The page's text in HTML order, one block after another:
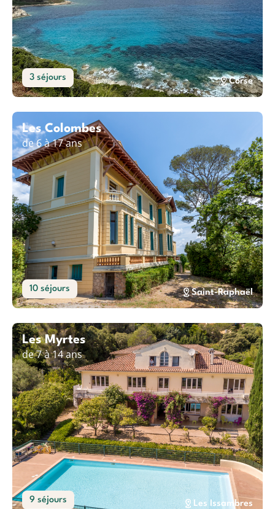
3 séjours Corse
Les Colombes
de 6 à 17 ans
10 séjours Saint-Raphaël
Les Myrtes
de 7 à 14 ans
9 séjours Les Issambres